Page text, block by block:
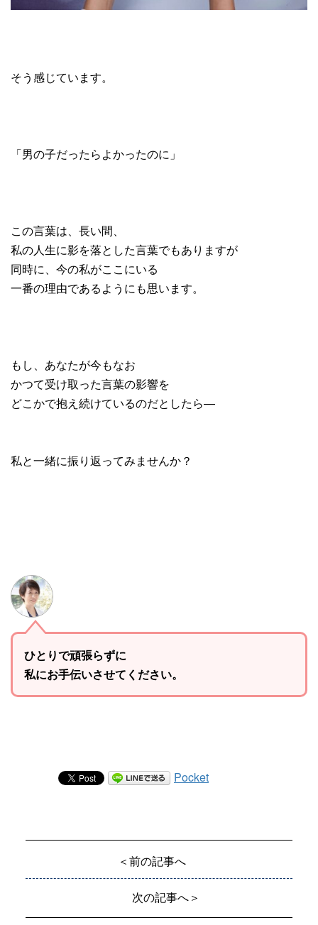
そう感じています。
「男の子だったらよかったのに」
この言葉は、長い間、
私の人生に影を落とした言葉でもありますが
同時に、今の私がここにいる
一番の理由であるようにも思います。
もし、あなたが今もなお
かつて受け取った言葉の影響を
どこかで抱え続けているのだとしたら—
私と一緒に振り返ってみませんか？
ひとりで頑張らずに
私にお手伝いさせてください。
Pocket
＜前の記事へ
次の記事へ＞